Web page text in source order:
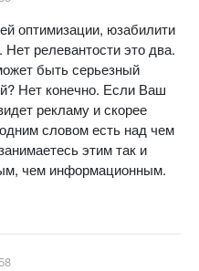
оптимизации, юзабилити
Нет релевантости это два.
быть серьезный
Нет конечно. Если Ваш
рекламу и скорее
словом есть над чем
этим так и
чем информационным.